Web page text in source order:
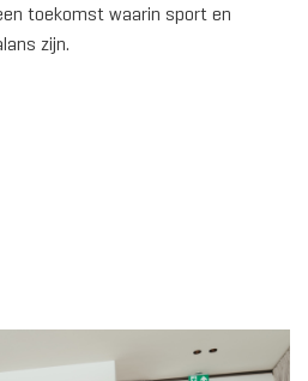
toekomst waarin sport en
zijn.